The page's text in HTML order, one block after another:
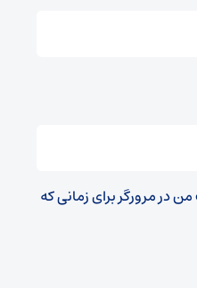
در مرورگر برای زمانی که